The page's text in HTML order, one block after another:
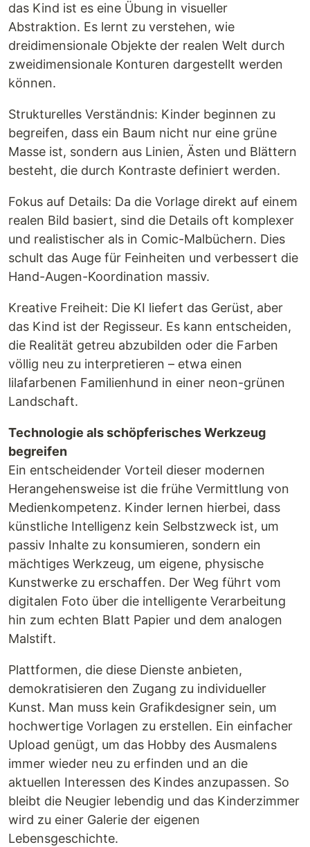
das Kind ist es eine Übung in visueller
Abstraktion. Es lernt zu verstehen, wie
dreidimensionale Objekte der realen Welt durch
zweidimensionale Konturen dargestellt werden
können.
Strukturelles Verständnis: Kinder beginnen zu
begreifen, dass ein Baum nicht nur eine grüne
Masse ist, sondern aus Linien, Ästen und Blättern
besteht, die durch Kontraste definiert werden.
Fokus auf Details: Da die Vorlage direkt auf einem
realen Bild basiert, sind die Details oft komplexer
und realistischer als in Comic-Malbüchern. Dies
schult das Auge für Feinheiten und verbessert die
Hand-Augen-Koordination massiv.
Kreative Freiheit: Die KI liefert das Gerüst, aber
das Kind ist der Regisseur. Es kann entscheiden,
die Realität getreu abzubilden oder die Farben
völlig neu zu interpretieren – etwa einen
lilafarbenen Familienhund in einer neon-grünen
Landschaft.
Technologie als schöpferisches Werkzeug
begreifen
Ein entscheidender Vorteil dieser modernen
Herangehensweise ist die frühe Vermittlung von
Medienkompetenz. Kinder lernen hierbei, dass
künstliche Intelligenz kein Selbstzweck ist, um
passiv Inhalte zu konsumieren, sondern ein
mächtiges Werkzeug, um eigene, physische
Kunstwerke zu erschaffen. Der Weg führt vom
digitalen Foto über die intelligente Verarbeitung
hin zum echten Blatt Papier und dem analogen
Malstift.
Plattformen, die diese Dienste anbieten,
demokratisieren den Zugang zu individueller
Kunst. Man muss kein Grafikdesigner sein, um
hochwertige Vorlagen zu erstellen. Ein einfacher
Upload genügt, um das Hobby des Ausmalens
immer wieder neu zu erfinden und an die
aktuellen Interessen des Kindes anzupassen. So
bleibt die Neugier lebendig und das Kinderzimmer
wird zu einer Galerie der eigenen
Lebensgeschichte.